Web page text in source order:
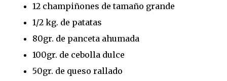
12 champiñones de tamaño grande
1/2 kg. de patatas
80gr. de panceta ahumada
100gr. de cebolla dulce
50gr. de queso rallado